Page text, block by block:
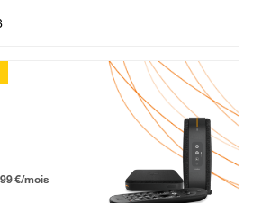
12 mois puis 57,99 € par mois, Engagement 12 mois
€/mois